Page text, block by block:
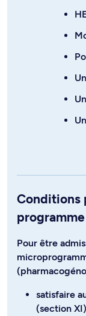
Conditions
programme
Pour être
satisfaire
(section